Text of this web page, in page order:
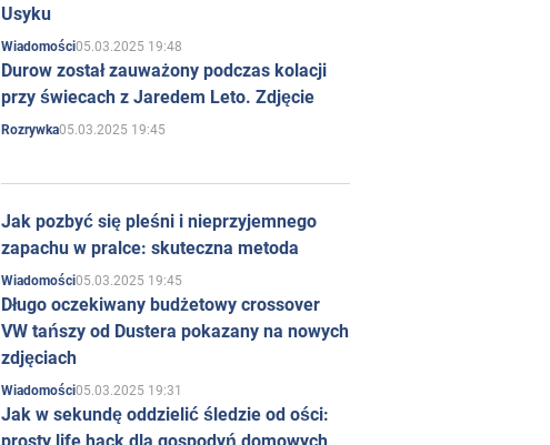
Usyku
Wiadomości05.03.2025 19:48
Durow został zauważony podczas kolacji
przy świecach z Jaredem Leto. Zdjęcie
Rozrywka05.03.2025 19:45
Jak pozbyć się pleśni i nieprzyjemnego
zapachu w pralce: skuteczna metoda
Wiadomości05.03.2025 19:45
Długo oczekiwany budżetowy crossover
VW tańszy od Dustera pokazany na nowych
zdjęciach
Wiadomości05.03.2025 19:31
Jak w sekundę oddzielić śledzie od ości: